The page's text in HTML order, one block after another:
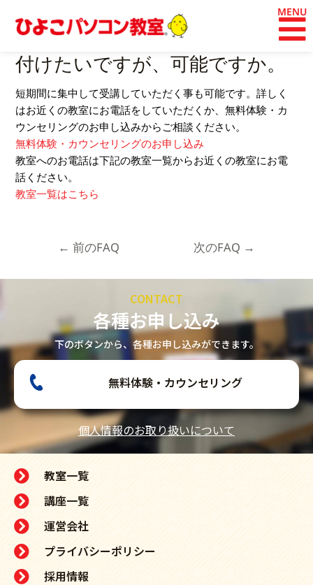
短時間でパソコンスキルを身に
付けたいですが、可能ですか。
短期間に集中して受講していただく事も可能です。詳しく
はお近くの教室にお電話をしていただくか、無料体験・カ
ウンセリングのお申し込みからご相談ください。
無料体験・カウンセリングのお申し込み
教室へのお電話は下記の教室一覧からお近くの教室にお電
話ください。
教室一覧はこちら
稿
ビ
ゲ
ー
シ
ョ
ン
← 前のFAQ 次のFAQ →
CONTACT
各種お申し込み
下のボタンから、各種お申し込みができます。
無料体験・カウンセリング
個人情報のお取り扱いについて
教室一覧
講座一覧
運営会社
プライバシーポリシー
採用情報